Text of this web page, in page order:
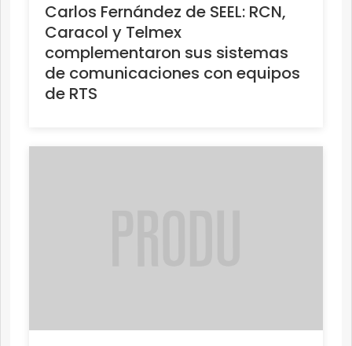
Carlos Fernández de SEEL: RCN,
Caracol y Telmex
complementaron sus sistemas
de comunicaciones con equipos
de RTS